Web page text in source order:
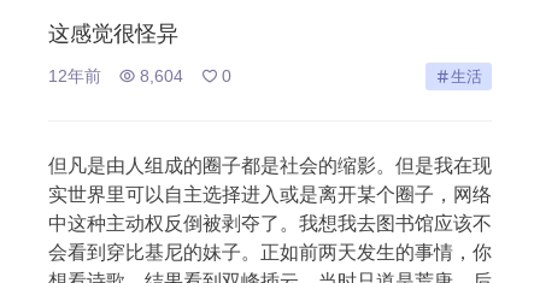
这感觉很怪异
12年前 8,604 0 生活
但凡是由人组成的圈子都是社会的缩影。但是我在现
实世界里可以自主选择进入或是离开某个圈子，网络
中这种主动权反倒被剥夺了。我想我去图书馆应该不
会看到穿比基尼的妹子。正如前两天发生的事情，你